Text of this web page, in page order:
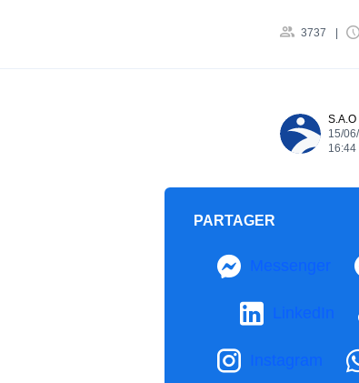
3737
S.A.O
15/
16:44
PARTAGER
Messenger
LinkedIn
Instagram